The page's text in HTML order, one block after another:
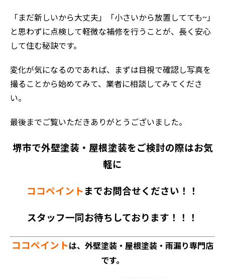
「まだ新しいから大丈夫」「小さいから放置してても~」
と思わずに点検して軽微な補修を行うことが、長く安心
して住む秘訣です。
変化が気になるのであれば、まずは目視で確認し写真を
撮ることから始めてみて、業者に相談してみてくださ
い。
最後までご覧いただきありがとうございました。
堺市で外壁塗装・屋根塗装をご検討の際はお気
軽に
ココペイント までお問合せください！！
スタッフ一同お待ちしております！！！
ココペイントは、外壁塗装・屋根塗装・雨漏り専門店
です。